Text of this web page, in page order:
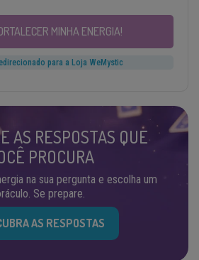
MINHA ENERGIA!
para a Loja WeMystic
AS RESPOSTAS QUE
PROCURA
na sua pergunta e escolha um
Se prepare.
AS RESPOSTAS